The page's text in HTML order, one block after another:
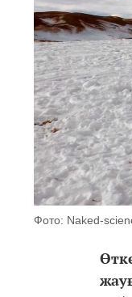
Фото: Naked-